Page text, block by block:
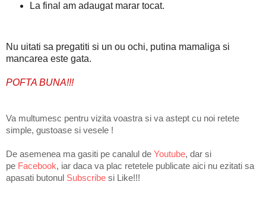
La final am adaugat marar tocat.
Nu uitati sa pregatiti si un ou ochi, putina mamaliga si
mancarea este gata.
POFTA BUNA!!!
Va multumesc pentru vizita voastra si va astept cu noi retete
simple, gustoase si vesele !
De asemenea ma gasiti pe canalul de Youtube, dar si
pe Facebook, iar daca va plac retetele publicate aici nu ezitati sa
apasati butonul Subscribe si Like!!!